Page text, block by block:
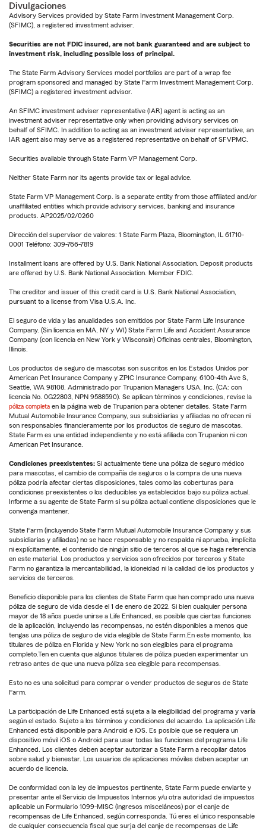
Divulgaciones
Advisory Services provided by State Farm Investment Management Corp.
(SFIMC), a registered investment adviser.
Securities are not FDIC insured, are not bank guaranteed and are subject to
investment risk, including possible loss of principal.
The State Farm Advisory Services model portfolios are part of a wrap fee
program sponsored and managed by State Farm Investment Management Corp.
(SFIMC) a registered investment advisor.
An SFIMC investment adviser representative (IAR) agent is acting as an
investment adviser representative only when providing advisory services on
behalf of SFIMC. In addition to acting as an investment adviser representative, an
IAR agent also may serve as a registered representative on behalf of SFVPMC.
Securities available through State Farm VP Management Corp.
Neither State Farm nor its agents provide tax or legal advice.
State Farm VP Management Corp. is a separate entity from those affiliated and/or
unaffiliated entities which provide advisory services, banking and insurance
products. AP2025/02/0260
Dirección del supervisor de valores: 1 State Farm Plaza, Bloomington, IL 61710-
0001 Teléfono: 309-766-7819
Installment loans are offered by U.S. Bank National Association. Deposit products
are offered by U.S. Bank National Association. Member FDIC.
The creditor and issuer of this credit card is U.S. Bank National Association,
pursuant to a license from Visa U.S.A. Inc.
El seguro de vida y las anualidades son emitidos por State Farm Life Insurance
Company. (Sin licencia en MA, NY y WI) State Farm Life and Accident Assurance
Company (con licencia en New York y Wisconsin) Oficinas centrales, Bloomington,
Illinois.
Los productos de seguro de mascotas son suscritos en los Estados Unidos por
American Pet Insurance Company y ZPIC Insurance Company, 6100-4th Ave S,
Seattle, WA 98108. Administrado por Trupanion Managers USA, Inc. (CA: con
licencia No. 0G22803, NPN 9588590). Se aplican términos y condiciones, revise la
póliza completa en la página web de Trupanion para obtener detalles. State Farm
Mutual Automobile Insurance Company, sus subsidiarias y afiliadas no ofrecen ni
son responsables financieramente por los productos de seguro de mascotas.
State Farm es una entidad independiente y no está afiliada con Trupanion ni con
American Pet Insurance.
Condiciones preexistentes: Si actualmente tiene una póliza de seguro médico
para mascotas, el cambio de compañía de seguros o la compra de una nueva
póliza podría afectar ciertas disposiciones, tales como las coberturas para
condiciones preexistentes o los deducibles ya establecidos bajo su póliza actual.
Informe a su agente de State Farm si su póliza actual contiene disposiciones que le
convenga mantener.
State Farm (incluyendo State Farm Mutual Automobile Insurance Company y sus
subsidiarias y afiliadas) no se hace responsable y no respalda ni aprueba, implícita
ni explícitamente, el contenido de ningún sitio de terceros al que se haga referencia
en este material. Los productos y servicios son ofrecidos por terceros y State
Farm no garantiza la mercantabilidad, la idoneidad ni la calidad de los productos y
servicios de terceros.
Beneficio disponible para los clientes de State Farm que han comprado una nueva
póliza de seguro de vida desde el 1 de enero de 2022. Si bien cualquier persona
mayor de 18 años puede unirse a Life Enhanced, es posible que ciertas funciones
de la aplicación, incluyendo las recompensas, no estén disponibles a menos que
tengas una póliza de seguro de vida elegible de State Farm.En este momento, los
titulares de póliza en Florida y New York no son elegibles para el programa
completo.Ten en cuenta que algunos titulares de póliza pueden experimentar un
retraso antes de que una nueva póliza sea elegible para recompensas.
Esto no es una solicitud para comprar o vender productos de seguros de State
Farm.
La participación de Life Enhanced está sujeta a la elegibilidad del programa y varía
según el estado. Sujeto a los términos y condiciones del acuerdo. La aplicación Life
Enhanced está disponible para Android e iOS. Es posible que se requiera un
dispositivo móvil iOS o Android para usar todas las funciones del programa Life
Enhanced. Los clientes deben aceptar autorizar a State Farm a recopilar datos
sobre salud y bienestar. Los usuarios de aplicaciones móviles deben aceptar un
acuerdo de licencia.
De conformidad con la ley de impuestos pertinente, State Farm puede enviarte y
presentar ante el Servicio de Impuestos Internos y/u otra autoridad de impuestos
aplicable un Formulario 1099-MISC (ingresos misceláneos) por el canje de
recompensas de Life Enhanced, según corresponda. Tú eres el único responsable
de cualquier consecuencia fiscal que surja del canje de recompensas de Life